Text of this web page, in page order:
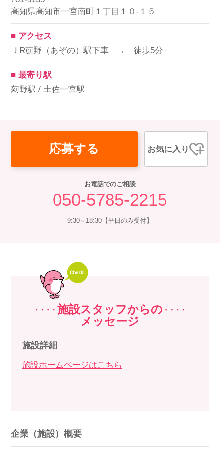
高知県高知市一宮南町１丁目１０-１５
■ アクセス
ＪR薊野（あぞの）駅下車 → 徒歩5分
■ 最寄り駅
薊野駅 / 土佐一宮駅
応募する お気に入り
お電話でのご相談
050-5785-2215
9:30～18:30【平日のみ受付】
施設スタッフからの
メッセージ
施設詳細
施設ホームページはこちら
企業（施設）概要